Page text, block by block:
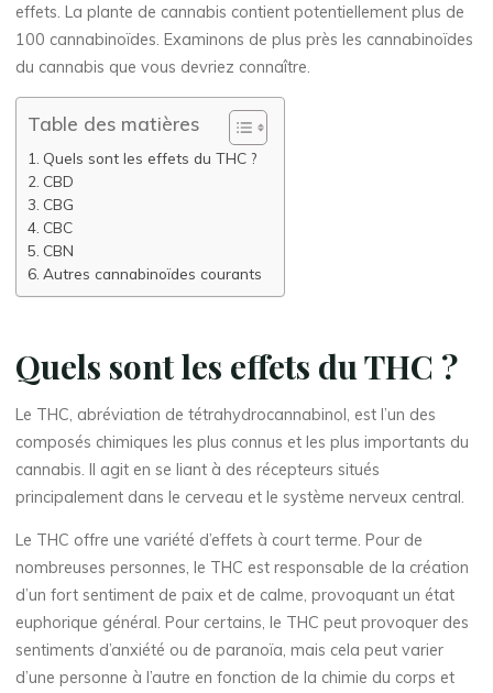
effets. La plante de cannabis contient potentiellement plus de
100 cannabinoïdes. Examinons de plus près les cannabinoïdes
du cannabis que vous devriez connaître.
Table des matières
Quels sont les effets du THC ?
CBD
CBG
CBC
CBN
Autres cannabinoïdes courants
Quels sont les effets du THC ?
Le THC, abréviation de tétrahydrocannabinol, est l’un des
composés chimiques les plus connus et les plus importants du
cannabis. Il agit en se liant à des récepteurs situés
principalement dans le cerveau et le système nerveux central.
Le THC offre une variété d’effets à court terme. Pour de
nombreuses personnes, le THC est responsable de la création
d’un fort sentiment de paix et de calme, provoquant un état
euphorique général. Pour certains, le THC peut provoquer des
sentiments d’anxiété ou de paranoïa, mais cela peut varier
d’une personne à l’autre en fonction de la chimie du corps et